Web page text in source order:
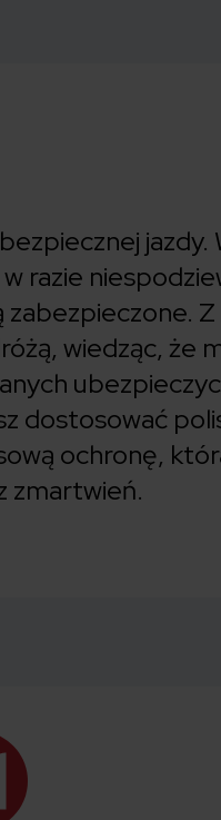
jazdy.
razie
zabezpieczone.
wiedząc, że
dostosować
ochronę,
zmartwień.